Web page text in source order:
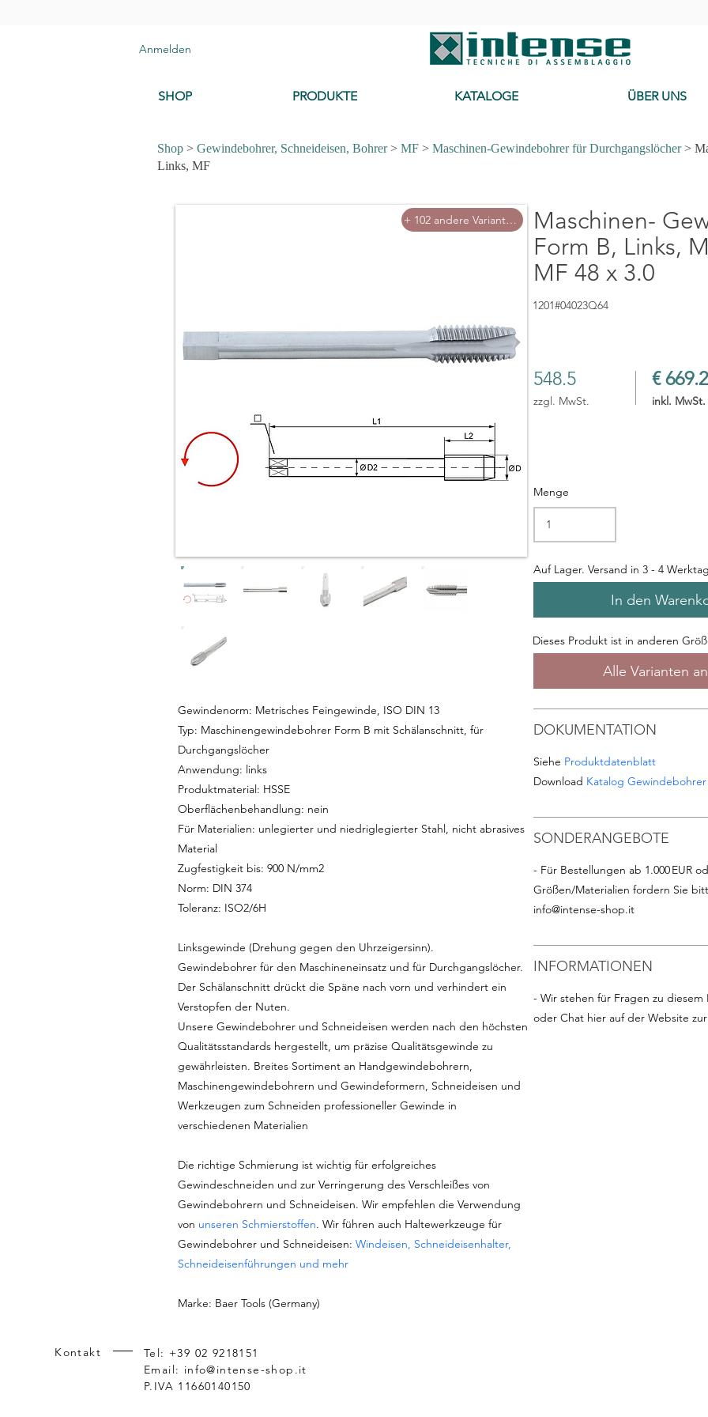
Anmelden
SHOP PRODUKTE KATALOGE ÜBER UNS
Cerca
Shop > Gewindebohrer, Schneideisen, Bohrer> MF > Maschinen-Gewindebohrer für Durchgangslöcher>
Links, MF
+ 102 andere Varianten
Gewindenorm: Metrisches Feingewinde, ISO DIN 13
Typ: Maschinengewindebohrer Form B mit Schälanschnitt, für
Durchgangslöcher
Anwendung: links
Produktmaterial: HSSE
Oberflächenbehandlung: nein
Für Materialien: unlegierter und niedriglegierter Stahl, nicht abrasives
Material
Zugfestigkeit bis: 900 N/mm2
Norm: DIN 374
Toleranz: ISO2/6H
Linksgewinde (Drehung gegen den Uhrzeigersinn).
Gewindebohrer für den Maschineneinsatz und für Durchgangslöcher.
Der Schälanschnitt drückt die Späne nach vorn und verhindert ein
Verstopfen der Nuten.
Unsere Gewindebohrer und Schneideisen werden nach den höchsten
Qualitätsstandards hergestellt, um präzise Qualitätsgewinde zu
gewährleisten. Breites Sortiment an Handgewindebohrern,
Maschinengewindebohrern und Gewindeformern, Schneideisen und
Werkzeugen zum Schneiden professioneller Gewinde in
verschiedenen Materialien
Die richtige Schmierung ist wichtig für erfolgreiches
Gewindeschneiden und zur Verringerung des Verschleißes von
Gewindebohrern und Schneideisen. Wir empfehlen die Verwendung
von unseren Schmierstoffen. Wir führen auch Haltewerkzeuge für
Gewindebohrer und Schneideisen: Windeisen, Schneideisenhalter,
Schneideisenführungen und mehr
Marke: Baer Tools (Germany)
Maschinen-
Form B, Links,
MF 48 x 3.0
1201#04023Q64
548.5 € 669.2
zzgl. MwSt. inkl. MwSt.
Menge
Auf Lager. Versand in 3 - 4
In den
Dieses Produkt ist in anderen
Alle Varianten
DOKUMENTATION
Siehe Produktdatenblatt
Download Katalog
SONDERANGEBOTE
- Für Bestellungen ab 1.000 EUR
Größen/Materialien fordern Sie
info@intense-shop.it
INFORMATIONEN
- Wir stehen für Fragen zu diesem
oder Chat hier auf der Website
Kontakt
Tel: +39 02 9218151
Email: info@intense-shop.it
P.IVA 11660140150